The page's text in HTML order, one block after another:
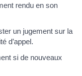
rendu en son
un jugement sur la
d’appel.
si de nouveaux